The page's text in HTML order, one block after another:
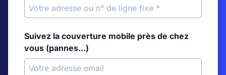
Suivez la couverture mobile près de chez
vous (pannes...)